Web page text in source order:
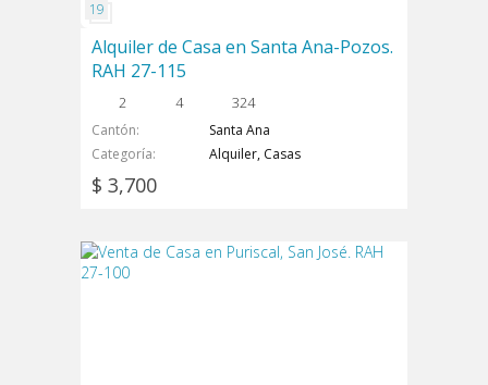
Alquiler de Casa en Santa Ana-Pozos.
RAH 27-115
2 4 324
Cantón
Santa Ana
Categoría
Alquiler, Casas
$ 3,700